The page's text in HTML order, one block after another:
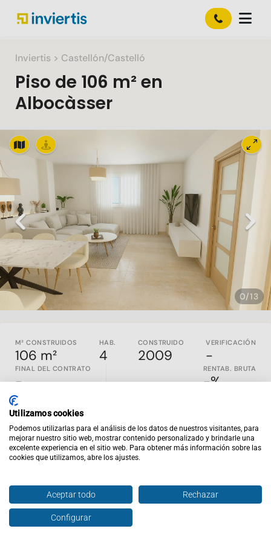
Inviertis > Castellón/Castelló
Piso de 106 m² en
Albocàsser
Slide 1 of 13
0/13
Previous Next
M² CONSTRUIDOS
106 m²
HAB.
4
CONSTRUIDO
2009
VERIFICACIÓN
-
FINAL DEL CONTRATO
-
RENTAB. BRUTA
-%
Invierte en una ubicación con gran potencial de crecimiento
enAlbocàsser, en la comarca de l'Alt Maestrat, un enclave
cada vez más atractivo para el turismo rural gracias a su
entorno natural, patrimonio histórico y proximidad a la costa
deCastellón.Situada a tan solo 35-40 minutos de destinos
turismo de sol y playa.
Esta vivienda de92,17 m² útiles
con acceso independiente, destaca por su versatilidad y
Enviar oferta
Utilizamos cookies
Podemos utilizarlas para el análisis de los datos de nuestros visitantes, para
mejorar nuestro sitio web, mostrar contenido personalizado y brindarle una
excelente experiencia en el sitio web. Para obtener más información sobre las
cookies que utilizamos, abre los ajustes.
Aceptar todo Rechazar
Configurar